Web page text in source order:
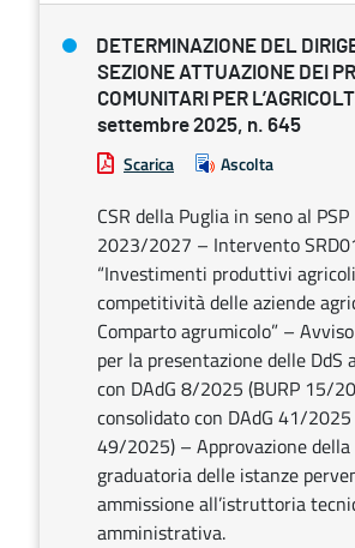
DETERMINAZIONE DEL
SEZIONE ATTUAZIONE DEI
COMUNITARI PER
settembre 2025, n. 645
Scarica Ascolta
CSR della Puglia in seno al PSP
2023/2027 – Intervento
“Investimenti produttivi
competitività delle aziende
Comparto agrumicolo” –
per la presentazione delle DdS
con DAdG 8/2025 (BURP 15/
consolidato con DAdG 41/2025
49/2025) – Approvazione della
graduatoria delle istanze
ammissione all’istruttoria
amministrativa.